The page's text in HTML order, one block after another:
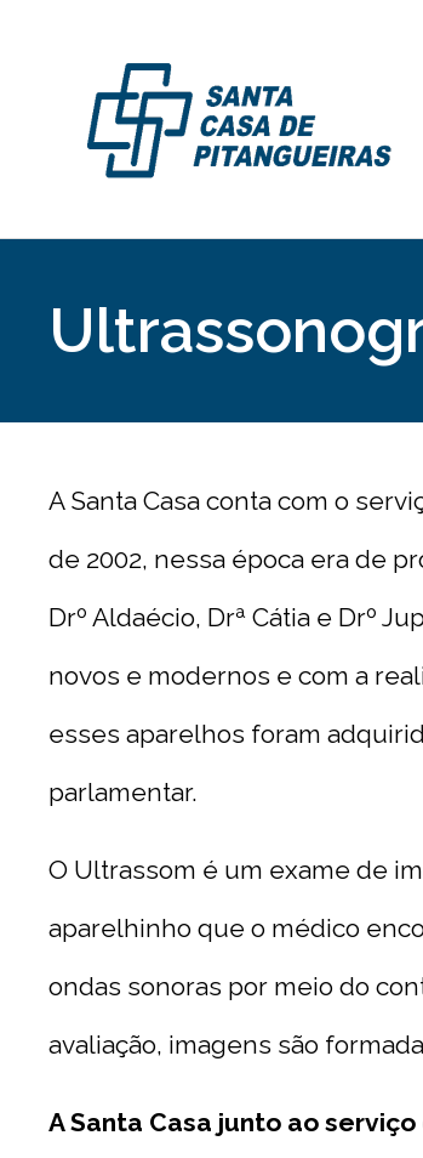
A Santa Casa conta com o
de 2002, nessa época era de
Drº Aldaécio, Drª Cátia e Drº
novos e modernos e com a
esses aparelhos foram
parlamentar.
O Ultrassom é um exame de
aparelhinho que o médico
ondas sonoras por meio do
avaliação, imagens são
A Santa Casa junto ao